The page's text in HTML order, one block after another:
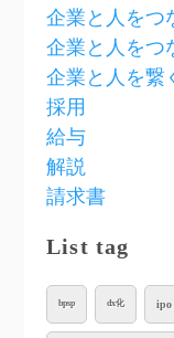
企業と人をつ
企業と人をつ
企業と人を繋
採用
給与
解説
請求書
List tag
bpsp dx化 ipo